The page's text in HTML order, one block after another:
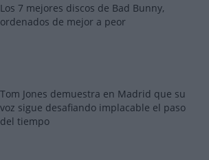
Los 7 mejores discos de Bad Bunny,
ordenados de mejor a peor
Tom Jones demuestra en Madrid que su
voz sigue desafiando implacable el paso
del tiempo